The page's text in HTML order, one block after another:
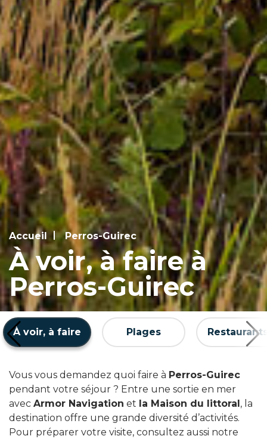
Accueil Perros-Guirec
À voir, à faire à
Perros-Guirec
À voir, à faire Plages
Vous vous demandez quoi faire à Perros-Guirec
pendant votre séjour ? Entre une sortie en mer
avec Armor Navigation et la Maison du littoral , la
destination offre une grande diversité d’activités.
Pour préparer votre visite, consultez aussi notre